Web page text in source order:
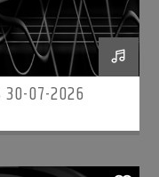
30-07-2026